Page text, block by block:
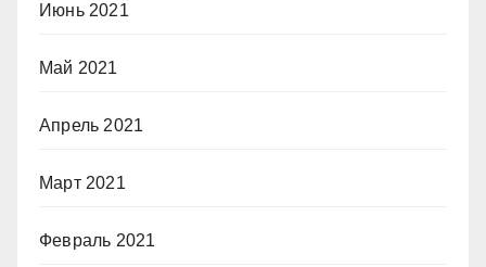
Июнь 2021
Май 2021
Апрель 2021
Март 2021
Февраль 2021